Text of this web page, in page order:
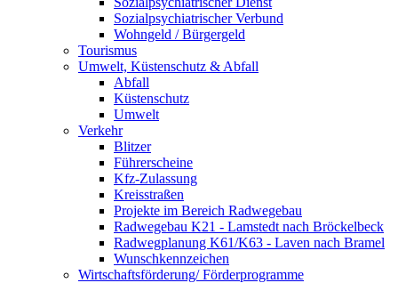
Sozialpsychiatrischer Verbund
Wohngeld / Bürgergeld
Tourismus
Umwelt, Küstenschutz & Abfall
Abfall
Küstenschutz
Umwelt
Verkehr
Blitzer
Führerscheine
Kfz-Zulassung
Kreisstraßen
Projekte im Bereich Radwegebau
Radwegebau K21 - Lamstedt nach Bröckelbeck
Radwegplanung K61/K63 - Laven nach Bramel
Wunschkennzeichen
Wirtschaftsförderung/ Förderprogramme